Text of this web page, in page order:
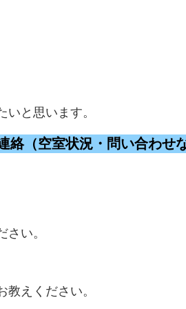
と思います。
絡（空室状況・問い合わせ
い。
えください。